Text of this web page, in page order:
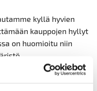
kyllä hyvien
kauppojen hyllyt
on huomioitu niin